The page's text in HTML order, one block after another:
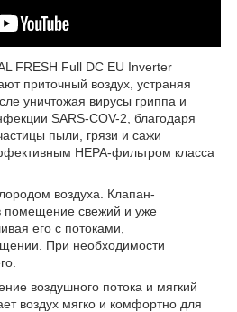
FRESH Full DC EU Inverter
приточный воздух, устраняя
уничтожая вирусы гриппа и
SARS-COV-2, благодаря
пыли, грязи и сажи
НЕРА-фильтром класса
воздуха. Клапан-
помещение свежий и уже
его с потоками,
При необходимости
воздушного потока и мягкий
воздух мягко и комфортно для